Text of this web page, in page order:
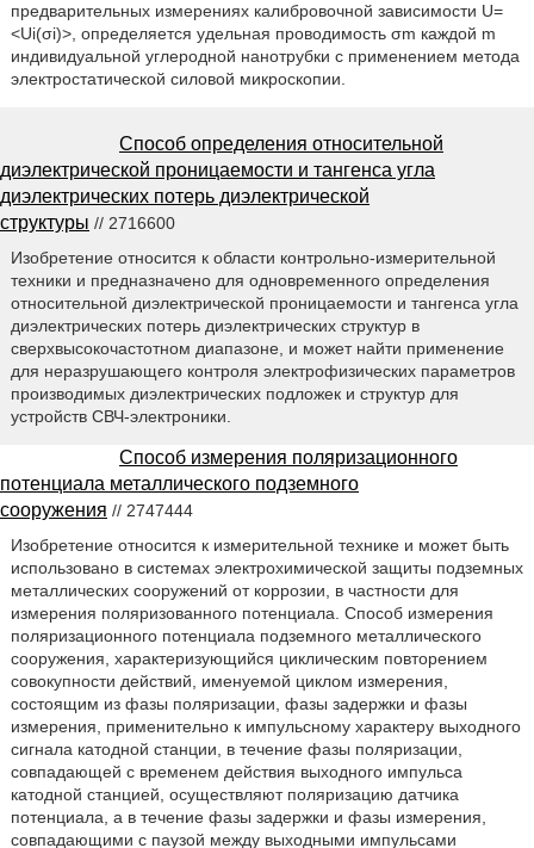
предварительных измерениях калибровочной зависимости U=
<Ui(σi)>, определяется удельная проводимость σm каждой m
индивидуальной углеродной нанотрубки с применением метода
электростатической силовой микроскопии.
Способ определения относительной
диэлектрической проницаемости и тангенса угла
диэлектрических потерь диэлектрической
структуры // 2716600
Изобретение относится к области контрольно-измерительной
техники и предназначено для одновременного определения
относительной диэлектрической проницаемости и тангенса угла
диэлектрических потерь диэлектрических структур в
сверхвысокочастотном диапазоне, и может найти применение
для неразрушающего контроля электрофизических параметров
производимых диэлектрических подложек и структур для
устройств СВЧ-электроники.
Способ измерения поляризационного
потенциала металлического подземного
сооружения // 2747444
Изобретение относится к измерительной технике и может быть
использовано в системах электрохимической защиты подземных
металлических сооружений от коррозии, в частности для
измерения поляризованного потенциала. Способ измерения
поляризационного потенциала подземного металлического
сооружения, характеризующийся циклическим повторением
совокупности действий, именуемой циклом измерения,
состоящим из фазы поляризации, фазы задержки и фазы
измерения, применительно к импульсному характеру выходного
сигнала катодной станции, в течение фазы поляризации,
совпадающей с временем действия выходного импульса
катодной станцией, осуществляют поляризацию датчика
потенциала, а в течение фазы задержки и фазы измерения,
совпадающими с паузой между выходными импульсами